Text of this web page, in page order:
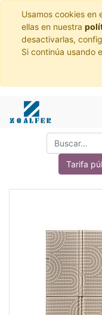
Usamos cookies en
ellas en nuestra
desactivarlas,
Si continúa usando
Tarifa